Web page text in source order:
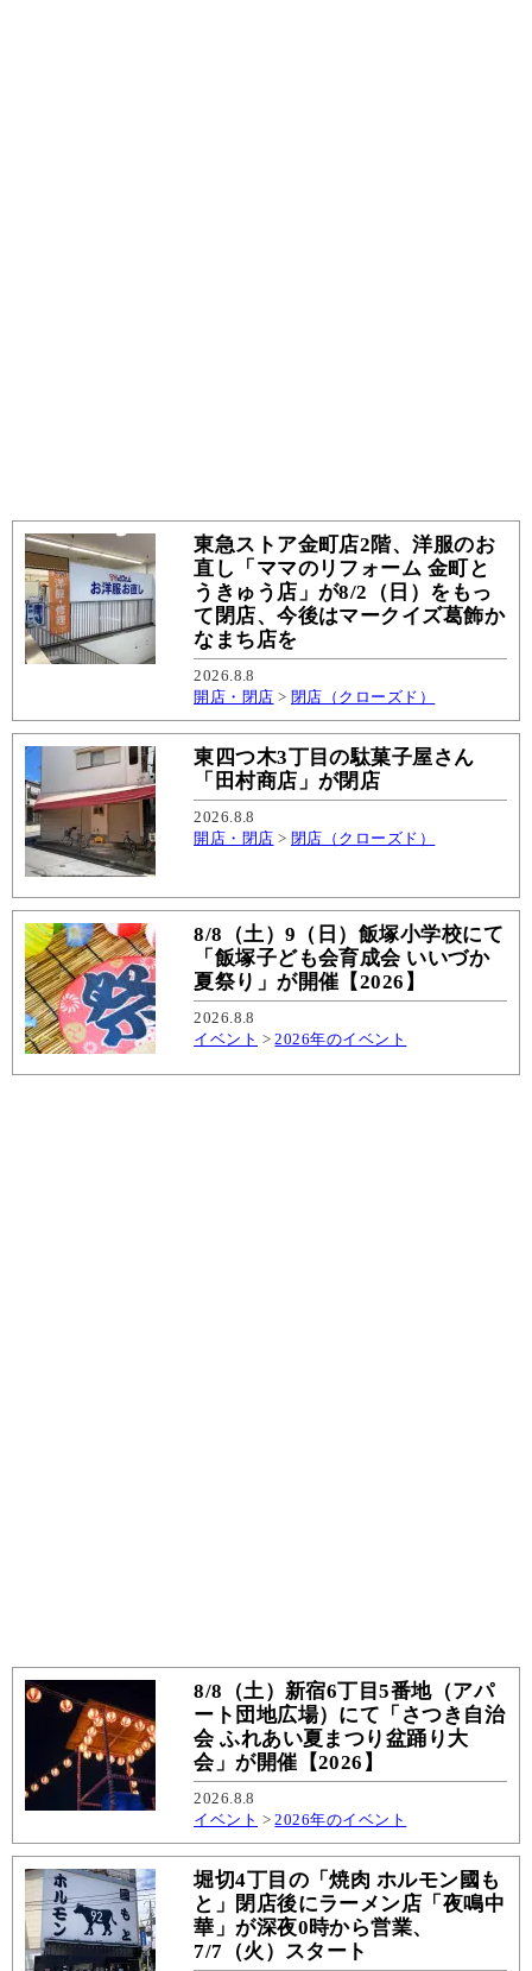
東急ストア金町店2階、洋服のお
直し「ママのリフォーム 金町と
うきゅう店」が8/2（日）をもっ
て閉店、今後はマークイズ葛飾か
なまち店を
2026.8.8
開店・閉店 > 閉店（クローズド）
東四つ木3丁目の駄菓子屋さん
「田村商店」が閉店
2026.8.8
開店・閉店 > 閉店（クローズド）
8/8（土）9（日）飯塚小学校にて
「飯塚子ども会育成会 いいづか
夏祭り」が開催【2026】
2026.8.8
イベント >2026年のイベント
8/8（土）新宿6丁目5番地（アパ
ート団地広場）にて「さつき自治
会 ふれあい夏まつり盆踊り大
会」が開催【2026】
2026.8.8
イベント >2026年のイベント
堀切4丁目の「焼肉 ホルモン國も
と」閉店後にラーメン店「夜鳴中
華」が深夜0時から営業、
7/7（火）スタート